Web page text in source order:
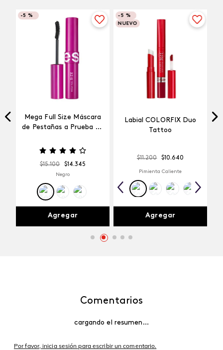
-5 %
Mega Full Size Máscara
de Pestañas a Prueba de
$15.100 $14.345
Negro
Agregar
-5 %
NUEVO
Labial COLORFIX Duo
Tattoo
$11.200 $10.640
Pimienta Caliente
Agregar
Comentarios
cargando el resumen…
Por favor, inicia sesión para escribir un comentario.